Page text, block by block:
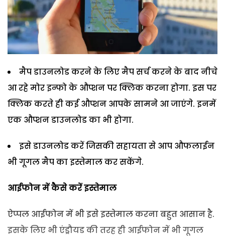
मैप डाउनलोड करने के लिए मैप सर्च करने के बाद नीचे
आ रहे मोर इन्फो के औप्शन पर क्लिक करना होगा. इस पर
क्लिक करते ही कई औप्शन आपके सामने आ जाएंगे. इनमें
एक औप्शन डाउनलोड का भी होगा.
इसे डाउनलोड करें जिसकी सहायता से आप औफलाईन
भी गूगल मैप का इस्तेमाल कर सकेंगे.
आईफोन में कैसे करें इस्तेमाल
ऐप्पल आईफोन में भी इसे इस्तेमाल करना बहुत आसान है.
इसके लिए भी एंड्रौयड की तरह ही आईफोन में भी गूगल